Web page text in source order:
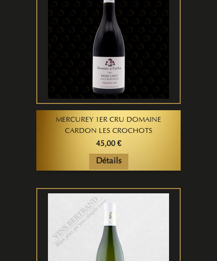
MERCUREY 1ER CRU DOMAINE
CARDON LES CROCHOTS
45,00 €
Détails